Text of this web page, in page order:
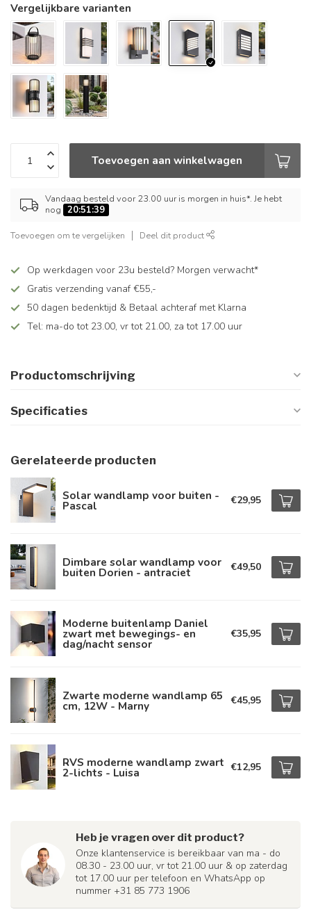
Vergelijkbare varianten
Toevoegen aan winkelwagen
Vandaag besteld voor 23.00 uur is morgen in huis*. Je hebt
nog 20:51:38
Toevoegen om te vergelijken Deel dit product
Op werkdagen voor 23u besteld? Morgen verwacht*
Gratis verzending vanaf €55,-
50 dagen bedenktijd & Betaal achteraf met Klarna
Tel: ma-do tot 23.00, vr tot 21.00, za tot 17.00 uur
Productomschrijving
Specificaties
Gerelateerde producten
Solar wandlamp voor buiten -
Pascal €29,95
Dimbare solar wandlamp voor
buiten Dorien - antraciet €49,50
Moderne buitenlamp Daniel
zwart met bewegings- en
dag/nacht sensor
€35,95
Zwarte moderne wandlamp 65
cm, 12W - Marny €45,95
RVS moderne wandlamp zwart
2-lichts - Luisa €12,95
Heb je vragen over dit product?
Onze klantenservice is bereikbaar van ma - do
08.30 - 23.00 uur, vr tot 21.00 uur & op zaterdag
tot 17.00 uur per telefoon en WhatsApp op
nummer +31 85 773 1906